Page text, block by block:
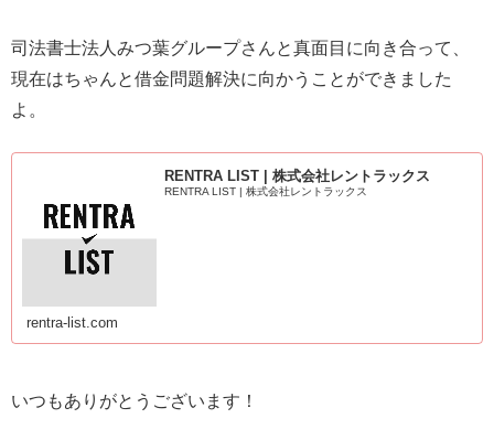
司法書士法人みつ葉グループさんと真面目に向き合って、
現在はちゃんと借金問題解決に向かうことができました
よ。
RENTRA LIST | 株式会社レントラックス
RENTRA LIST | 株式会社レントラックス
rentra-list.com
いつもありがとうございます！